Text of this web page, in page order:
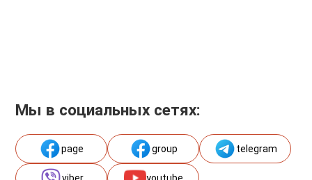
Мы в социальных сетях:
page group telegram